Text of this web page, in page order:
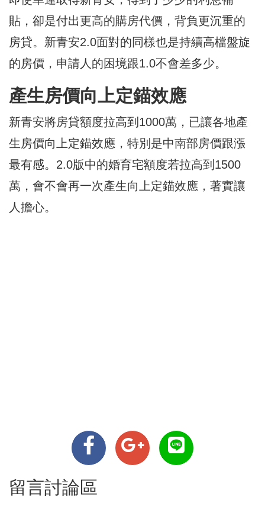
貼，卻是付出更高的購房代價，背負更沉重的
房貸。新青安2.0面對的同樣也是持續高檔盤旋
的房價，申請人的困境跟1.0不會差多少。
產生房價向上定錨效應
新青安將房貸額度拉高到1000萬，已讓各地產
生房價向上定錨效應，特別是中南部房價跟漲
最有感。2.0版中的婚育宅額度若拉高到1500
萬，會不會再一次產生向上定錨效應，著實讓
人擔心。
留言討論區